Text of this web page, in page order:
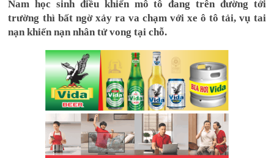
Nam học sinh điều khiển mô tô đang trên đường tới
trường thì bất ngờ xảy ra va chạm với xe ô tô tải, vụ tai
nạn khiến nạn nhân tử vong tại chỗ.